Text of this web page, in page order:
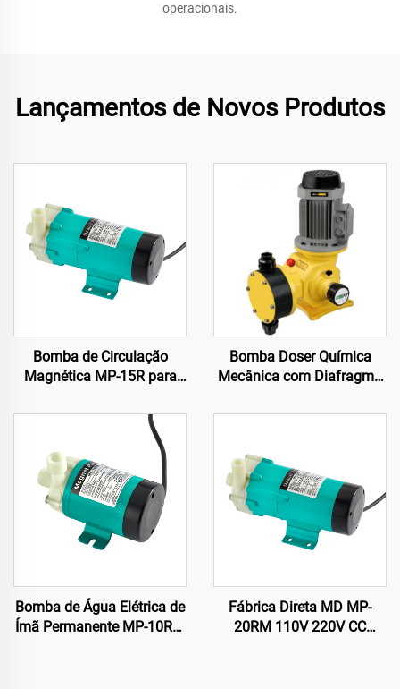
operacionais.
Lançamentos de Novos Produtos
Bomba de Circulação
Magnética MP-15R para
Solvente Químico
Bomba Doser Química
Mecânica com Diafragma
Aplicações
Bomba de Água Elétrica de
Ímã Permanente MP-10RM
Fábrica Direta MD MP-
20RM 110V 220V CC